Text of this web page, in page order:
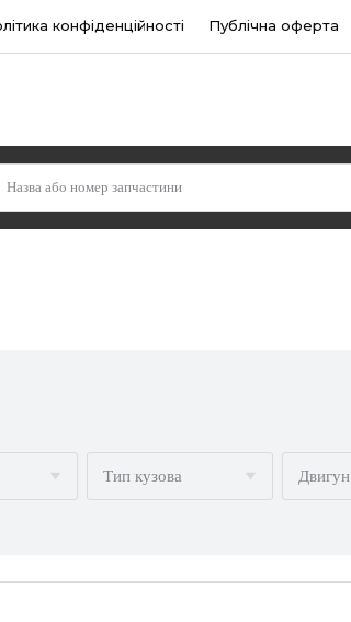
конфіденційності Публічна оферта
Тип кузова Двигун